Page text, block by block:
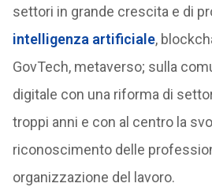
settori in grande crescita e di
intelligenza artificiale,
GovTech, metaverso; sulla
digitale con una riforma di
troppi anni e con al centro la
riconoscimento delle
organizzazione del lavoro.